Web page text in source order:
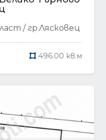
/ гр.Лясковец
496.00 кв.м